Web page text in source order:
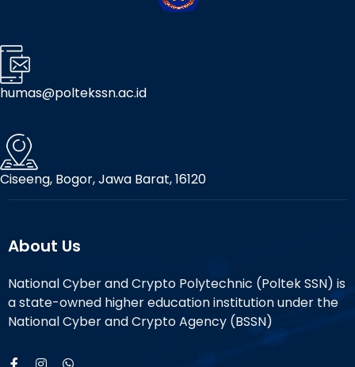
humas@poltekssn.ac.id
Ciseeng, Bogor, Jawa Barat, 16120
About Us
National Cyber and Crypto Polytechnic (Poltek SSN) is
a state-owned higher education institution under the
National Cyber and Crypto Agency (BSSN)